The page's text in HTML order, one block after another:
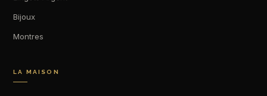
Bijoux
Montres
LA MAISON